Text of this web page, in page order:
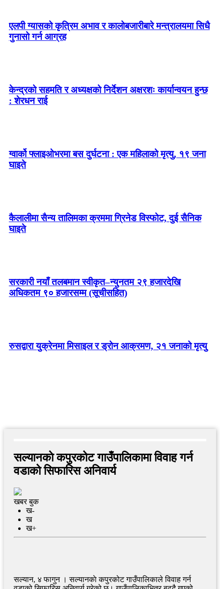
एलपी ग्यासको कृत्रिम अभाव र कालोबजारीबारे मन्त्रालयमा सिधै
गुनासो गर्न आग्रह
केन्द्रको सहमति र अध्यक्षको निर्देशन अक्षरशः कार्यान्वयन हुन्छ
: शेरधन राई
ग्वार्को फ्लाइओभरमा बस दुर्घटना : एक महिलाको मृत्यु, १९ जना
घाइते
कैलालीमा सैन्य तालिमका क्रममा ग्रिनेड विस्फोट, दुई सैनिक
घाइते
सरकारी नयाँ तलबमान स्वीकृत–न्युनतम २९ हजारदेखि
अधिकतम ९० हजारसम्म (सूचीसहित)
रुसद्वारा युक्रेनमा मिसाइल र ड्रोन आक्रमण, २१ जनाको मृत्यु
सल्यानकाे कपुरकोट गाउँपालिकामा विवाह गर्न
वडाको सिफारिस अनिवार्य
खबर बुक
ख-
ख
ख+
सल्यान, ४ फागुन । सल्यानकाे कपुरकोट गाउँपालिकाले विवाह गर्न